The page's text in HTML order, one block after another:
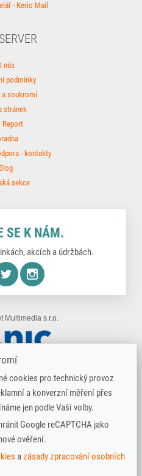
cookies pro technický provoz
a konverzní měření přes
jen podle Vaší volby.
Google reCAPTCHA jako
ověření.
azásady zpracování osobních
- Kerio Mail
nás
podmínky
a soukromí
stránek
Report
- kontakty
Blog
sekce
SE K NÁM.
akcích a údržbách.
Multimedia s.r.o.